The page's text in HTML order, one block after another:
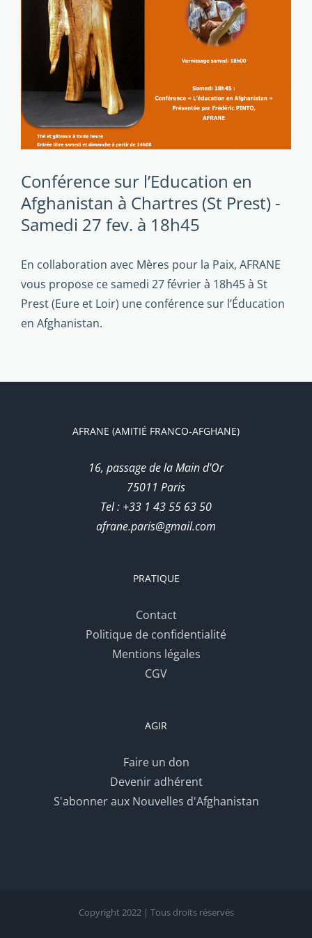
Conférence sur l’Education en
Afghanistan à Chartres (St Prest) -
Samedi 27 fev. à 18h45
En collaboration avec Mères pour la Paix, AFRANE
vous propose ce samedi 27 février à 18h45 à St
Prest (Eure et Loir) une conférence sur l’Éducation
en Afghanistan.
AFRANE (AMITIÉ FRANCO-AFGHANE)
16, passage de la Main d'Or
75011 Paris
Tel : +33 1 43 55 63 50
afrane.paris@gmail.com
PRATIQUE
Contact
Politique de confidentialité
Mentions légales
CGV
AGIR
Faire un don
Devenir adhérent
S'abonner aux Nouvelles d'Afghanistan
Copyright 2022 | Tous droits réservés